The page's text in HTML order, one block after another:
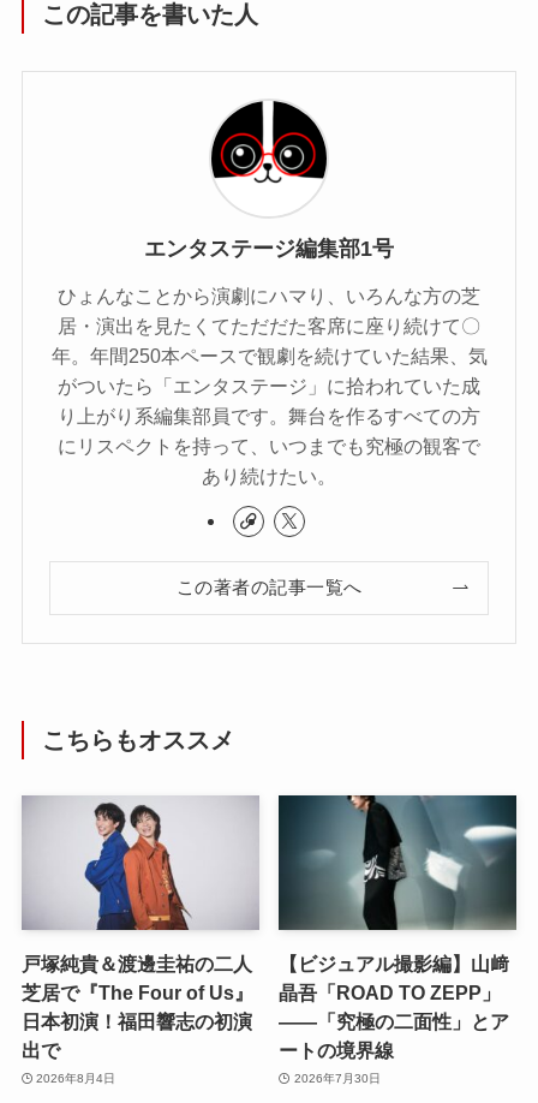
この記事を書いた人
エンタステージ編集部1号
ひょんなことから演劇にハマり、いろんな方の芝
居・演出を見たくてただだた客席に座り続けて〇
年。年間250本ペースで観劇を続けていた結果、気
がついたら「エンタステージ」に拾われていた成
り上がり系編集部員です。舞台を作るすべての方
にリスペクトを持って、いつまでも究極の観客で
あり続けたい。
この著者の記事一覧へ
こちらもオススメ
戸塚純貴＆渡邊圭祐の二人
芝居で『The Four of Us』
日本初演！福田響志の初演
出で
2026年8月4日
【ビジュアル撮影編】山﨑
晶吾「ROAD TO ZEPP」
――「究極の二面性」とア
ートの境界線
2026年7月30日